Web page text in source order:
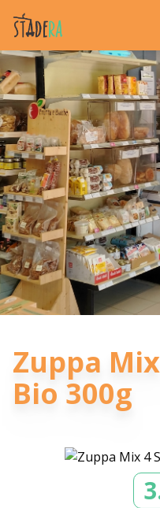
Zuppa
Bio 300g